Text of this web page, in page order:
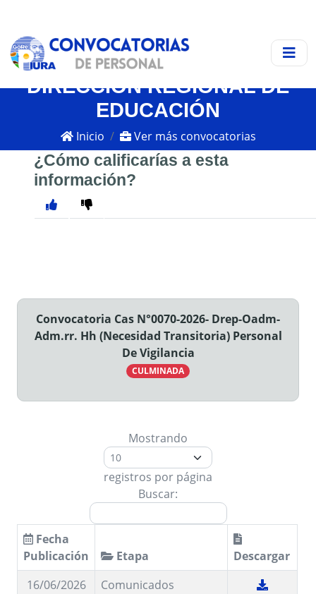
DIRECCIÓN REGIONAL DE
EDUCACIÓN
Inicio Ver más convocatorias
¿Cómo calificarías a esta
información?
Convocatoria Cas N°0070-2026- Drep-Oadm-
Adm.rr. Hh (Necesidad Transitoria) Personal
De Vigilancia
CULMINADA
Mostrando
registros por página
Buscar:
Fecha
Publicación
Etapa
Descargar
16/06/2026
Comunicados